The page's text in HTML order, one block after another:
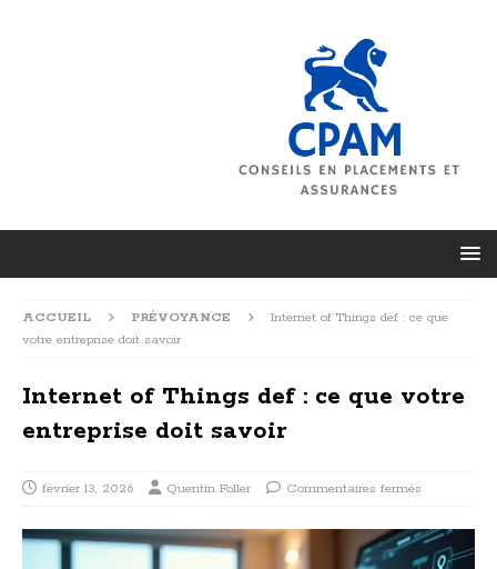
ACCUEIL PRÉVOYANCE
Internet of Things def : ce que
votre entreprise doit savoir
Internet of Things def : ce que votre
entreprise doit savoir
février 13, 2026 Quentin Foller Commentaires fermés